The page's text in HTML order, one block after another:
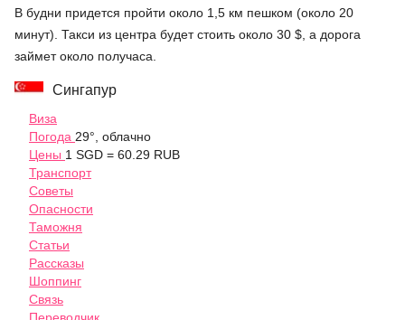
В будни придется пройти около 1,5 км пешком (около 20
минут). Такси из центра будет стоить около 30 $, а дорога
займет около получаса.
Сингапур
Виза
Погода 29°, облачно
Цены 1 SGD = 60.29 RUB
Транспорт
Советы
Опасности
Таможня
Статьи
Рассказы
Шоппинг
Связь